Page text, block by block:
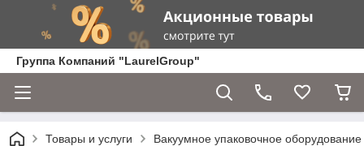
Группа Компаний "LaurelGroup"
Товары и услуги Вакуумное упаковочное оборудование